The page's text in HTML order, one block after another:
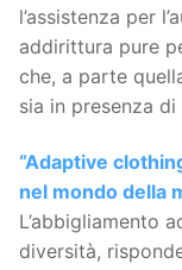
l’assistenza per
addirittura pure
che, a parte
sia in presenza
“Adaptive
nel mondo della
L’abbigliamento
diversità,